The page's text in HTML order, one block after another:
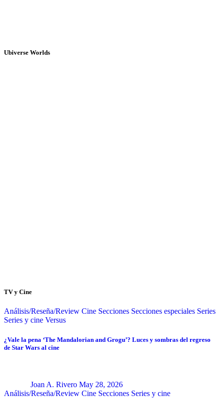
Ubiverse Worlds
TV y Cine
Análisis/Reseña/Review Cine Secciones Secciones especiales Series
Series y cine Versus
¿Vale la pena ‘The Mandalorian and Grogu’? Luces y sombras del regreso
de Star Wars al cine
Joan A. Rivero May 28, 2026
Análisis/Reseña/Review Cine Secciones Series y cine